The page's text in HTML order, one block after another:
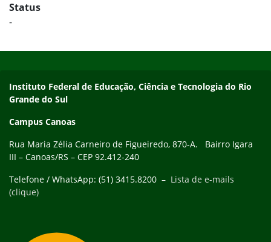
Status
-
Instituto Federal de Educação, Ciência e Tecnologia do Rio
Grande do Sul
Campus Canoas
Rua Maria Zélia Carneiro de Figueiredo, 870-A. Bairro Igara
III – Canoas/RS – CEP 92.412-240
Telefone / WhatsApp: (51) 3415.8200 – Lista de e-mails
(clique)